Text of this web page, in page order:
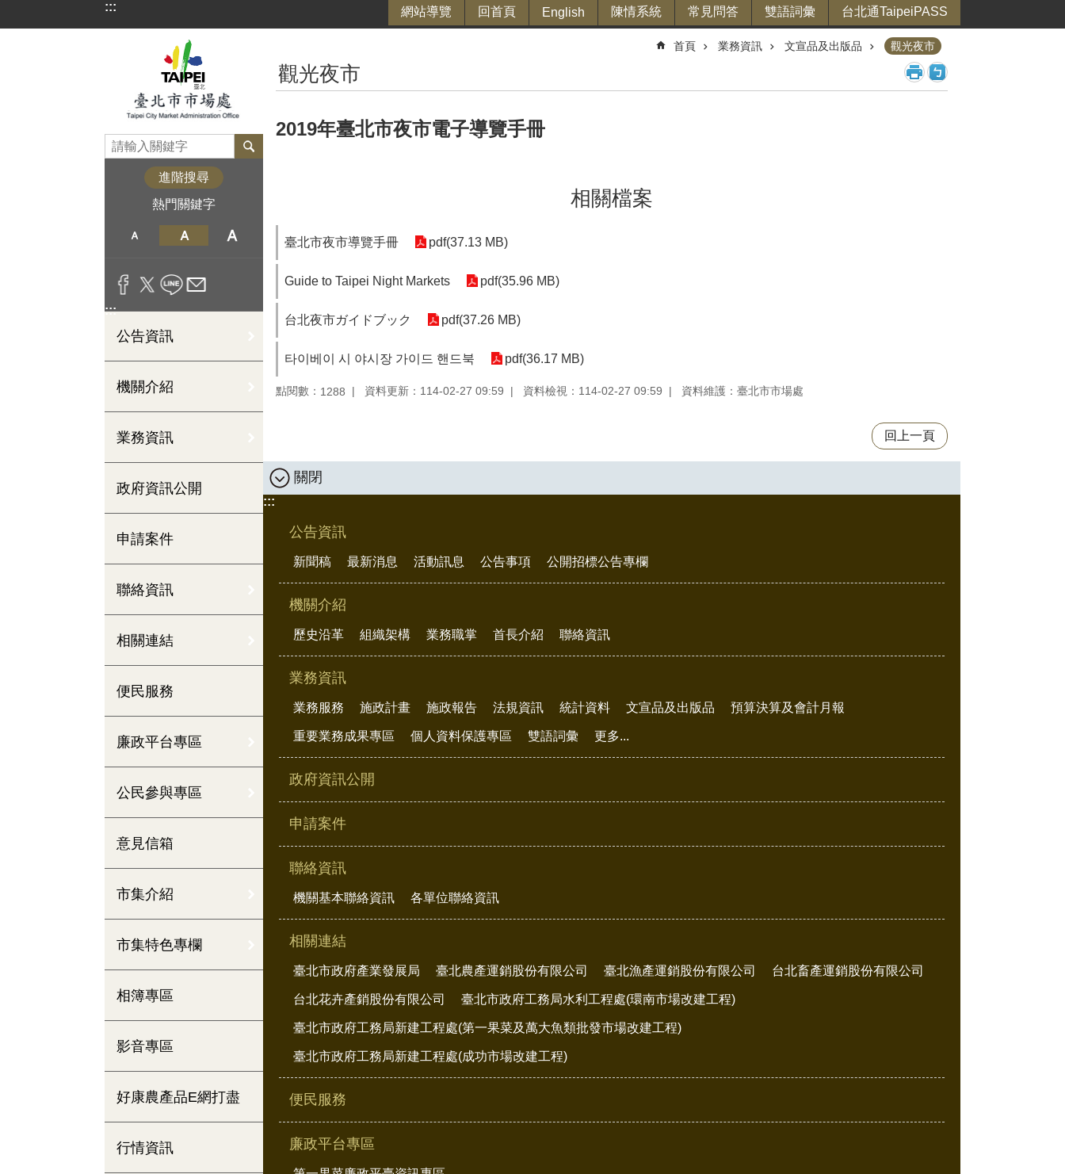
跳到主要內容區塊
::: 網站導覽 回首頁 English 陳情系統 常見問答 雙語詞彙 台北通TaipeiPASS
進階搜尋
熱門關鍵字
:::
公告資訊
機關介紹
業務資訊
政府資訊公開
申請案件
聯絡資訊
相關連結
便民服務
廉政平台專區
公民參與專區
意見信箱
市集介紹
市集特色專欄
相簿專區
影音專區
好康農產品E網打盡
行情資訊
首頁 業務資訊 文宣品及出版品 觀光夜市
觀光夜市
2019年臺北市夜市電子導覽手冊
相關檔案
臺北市夜市導覽手冊 pdf(37.13 MB)
Guide to Taipei Night Markets pdf(35.96 MB)
台北夜市ガイドブック pdf(37.26 MB)
타이베이 시 야시장 가이드 핸드북 pdf(36.17 MB)
點閱數： 1288 資料更新：114-02-27 09:59 資料檢視：114-02-27 09:59 資料維護：臺北市市場處
回上一頁
關閉
:::
公告資訊
新聞稿 最新消息 活動訊息 公告事項 公開招標公告專欄
機關介紹
歷史沿革 組織架構 業務職掌 首長介紹 聯絡資訊
業務資訊
業務服務 施政計畫 施政報告 法規資訊 統計資料 文宣品及出版品 預算決算及會計月報
重要業務成果專區 個人資料保護專區 雙語詞彙 更多...
政府資訊公開
申請案件
聯絡資訊
機關基本聯絡資訊 各單位聯絡資訊
相關連結
臺北市政府產業發展局 臺北農產運銷股份有限公司 臺北漁產運銷股份有限公司 台北畜產運銷股份有限公司
台北花卉產銷股份有限公司 臺北市政府工務局水利工程處(環南市場改建工程)
臺北市政府工務局新建工程處(第一果菜及萬大魚類批發市場改建工程)
臺北市政府工務局新建工程處(成功市場改建工程)
便民服務
廉政平台專區